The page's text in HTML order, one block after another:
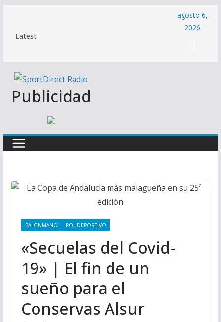
contenido
Latest:
agosto 6,
2026
Publicidad
BALONMANO POLIDEPORTIVO
«Secuelas del Covid-
19» | El fin de un
sueño para el
Conservas Alsur